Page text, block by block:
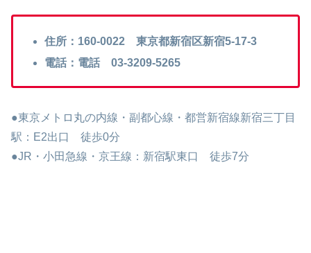
住所：160-0022 東京都新宿区新宿5-17-3
電話：電話 03-3209-5265
●東京メトロ丸の内線・副都心線・都営新宿線新宿三丁目
駅：E2出口 徒歩0分
●JR・小田急線・京王線：新宿駅東口 徒歩7分